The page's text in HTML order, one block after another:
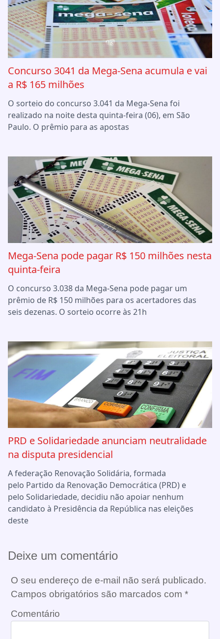
Concurso 3041 da Mega-Sena acumula e vai
a R$ 165 milhões
O sorteio do concurso 3.041 da Mega-Sena foi
realizado na noite desta quinta-feira (06), em São
Paulo. O prêmio para as apostas
Mega-Sena pode pagar R$ 150 milhões nesta
quinta-feira
O concurso 3.038 da Mega-Sena pode pagar um
prêmio de R$ 150 milhões para os acertadores das
seis dezenas. O sorteio ocorre às 21h
PRD e Solidariedade anunciam neutralidade
na disputa presidencial
A federação Renovação Solidária, formada
pelo Partido da Renovação Democrática (PRD) e
pelo Solidariedade, decidiu não apoiar nenhum
candidato à Presidência da República nas eleições
deste
Deixe um comentário
O seu endereço de e-mail não será publicado.
Campos obrigatórios são marcados com *
Comentário